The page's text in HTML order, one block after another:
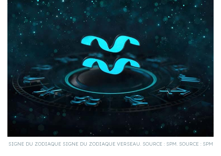
SIGNE DU ZODIAQUE SIGNE DU ZODIAQUE VERSEAU. SOURCE : SPM. SOURCE : SPM